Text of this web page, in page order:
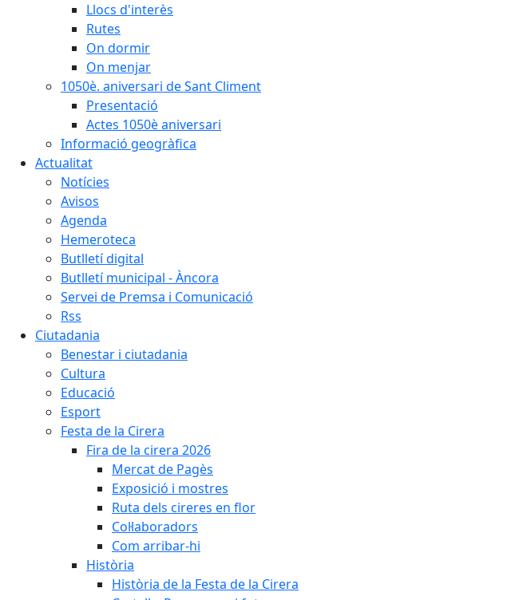
Llocs d'interès
Rutes
On dormir
On menjar
1050è. aniversari de Sant Climent
Presentació
Actes 1050è aniversari
Informació geogràfica
Actualitat
Notícies
Avisos
Agenda
Hemeroteca
Butlletí digital
Butlletí municipal - Àncora
Servei de Premsa i Comunicació
Rss
Ciutadania
Benestar i ciutadania
Cultura
Educació
Esport
Festa de la Cirera
Fira de la cirera 2026
Mercat de Pagès
Exposició i mostres
Ruta dels cireres en flor
Col·laboradors
Com arribar-hi
Història
Història de la Festa de la Cirera